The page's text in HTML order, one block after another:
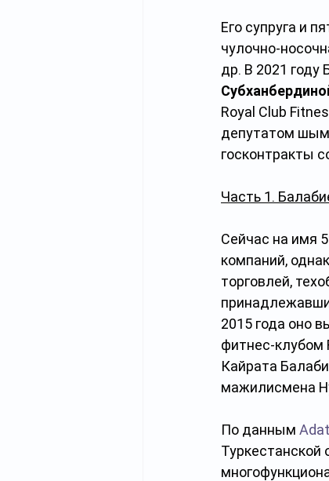
Его супруга и
чулочно-
др. В 2021
Royal Club
депутатом
госконтракты
Часть 1.
Сейчас на имя
компаний,
торговлей,
2015 года оно
фитнес-клубом
Кайрата
мажилисмена
По данным
Туркестанской